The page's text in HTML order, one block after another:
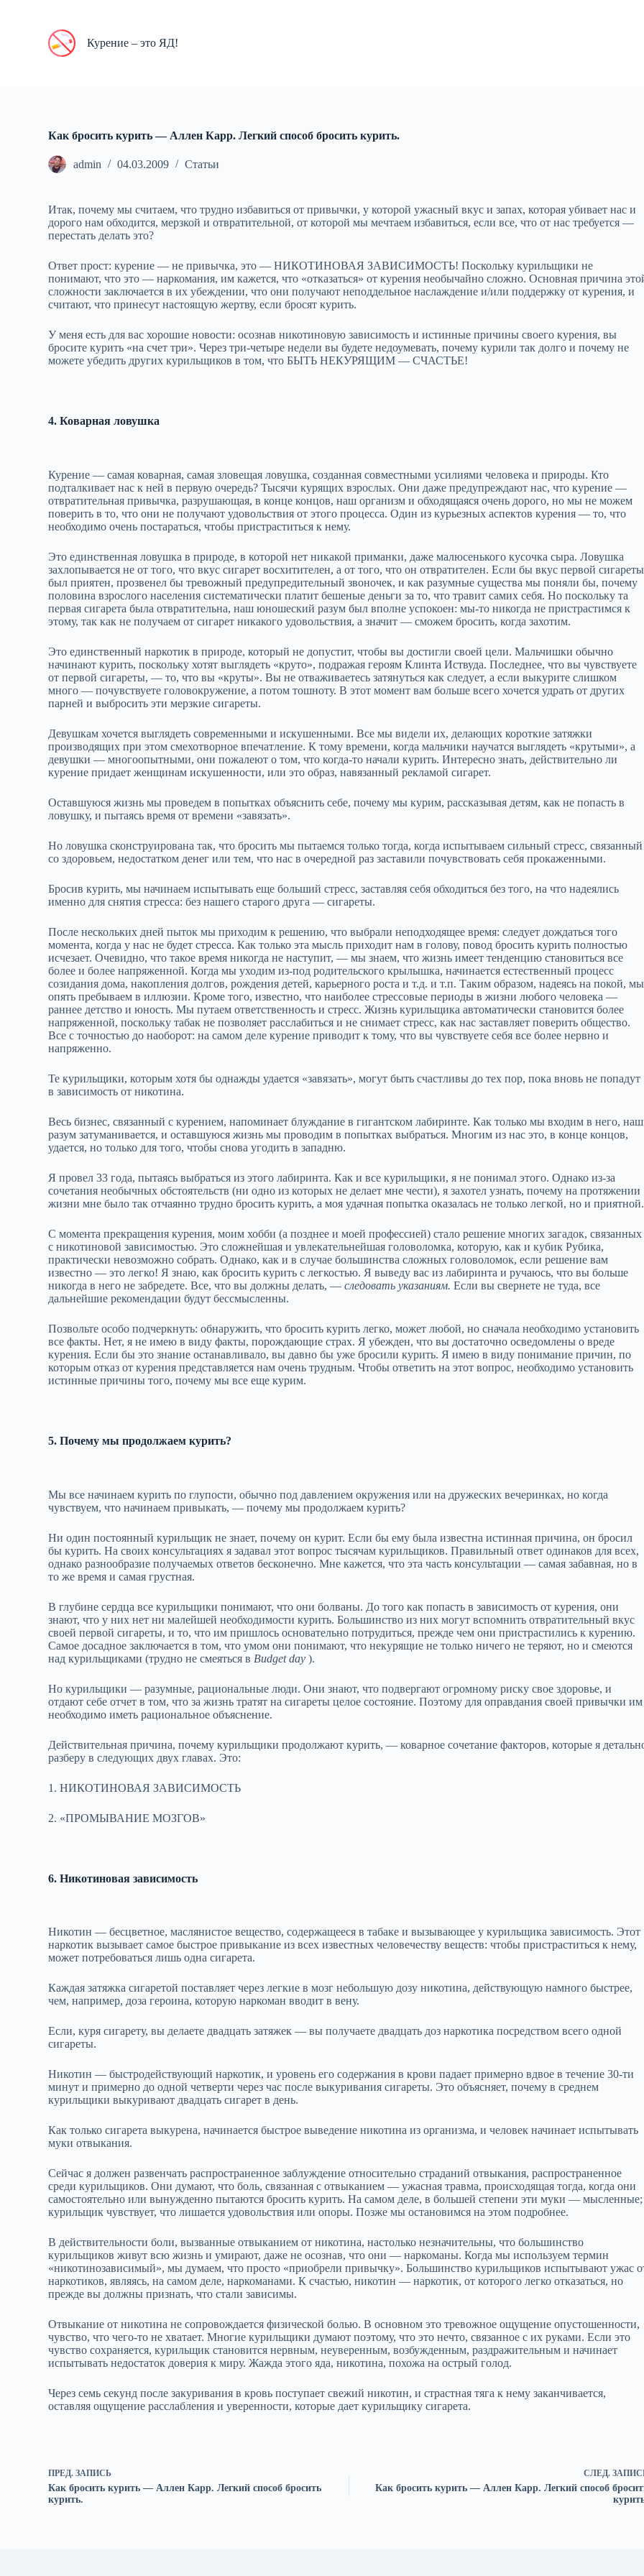
Курение – это ЯД!
Как бросить курить — Аллен Карр. Легкий способ бросить курить.
admin 04.03.2009 Статьи
Итак, почему мы считаем, что трудно избавиться от привычки, у которой ужасный вкус и запах, которая убивает нас и
дорого нам обходится, мерзкой и отвратительной, от которой мы мечтаем избавиться, если все, что от нас требуется —
перестать делать это?
Ответ прост: курение — не привычка, это — НИКОТИНОВАЯ ЗАВИСИМОСТЬ! Поскольку курильщики не
понимают, что это — наркомания, им кажется, что «отказаться» от курения необычайно сложно. Основная причина
сложности заключается в их убеждении, что они получают неподдельное наслаждение и/или поддержку от курения, и
считают, что принесут настоящую жертву, если бросят курить.
У меня есть для вас хорошие новости: осознав никотиновую зависимость и истинные причины своего курения, вы
бросите курить «на счет три». Через три‑четыре недели вы будете недоумевать, почему курили так долго и почему не
можете убедить других курильщиков в том, что БЫТЬ НЕКУРЯЩИМ — СЧАСТЬЕ!
4. Коварная ловушка
Курение — самая коварная, самая зловещая ловушка, созданная совместными усилиями человека и природы. Кто
подталкивает нас к ней в первую очередь? Тысячи курящих взрослых. Они даже предупреждают нас, что курение —
отвратительная привычка, разрушающая, в конце концов, наш организм и обходящаяся очень дорого, но мы не можем
поверить в то, что они не получают удовольствия от этого процесса. Один из курьезных аспектов курения — то, что
необходимо очень постараться, чтобы пристраститься к нему.
Это единственная ловушка в природе, в которой нет никакой приманки, даже малюсенького кусочка сыра. Ловушка
захлопывается не от того, что вкус сигарет восхитителен, а от того, что он отвратителен. Если бы вкус первой сигареты
был приятен, прозвенел бы тревожный предупредительный звоночек, и как разумные существа мы поняли бы, почему
половина взрослого населения систематически платит бешеные деньги за то, что травит самих себя. Но поскольку та
первая сигарета была отвратительна, наш юношеский разум был вполне успокоен: мы‑то никогда не пристрастимся к
этому, так как не получаем от сигарет никакого удовольствия, а значит — сможем бросить, когда захотим.
Это единственный наркотик в природе, который не допустит, чтобы вы достигли своей цели. Мальчишки обычно
начинают курить, поскольку хотят выглядеть «круто», подражая героям Клинта Иствуда. Последнее, что вы чувствуете
от первой сигареты, — то, что вы «круты». Вы не отваживаетесь затянуться как следует, а если выкурите слишком
много — почувствуете головокружение, а потом тошноту. В этот момент вам больше всего хочется удрать от других
парней и выбросить эти мерзкие сигареты.
Девушкам хочется выглядеть современными и искушенными. Все мы видели их, делающих короткие затяжки
производящих при этом смехотворное впечатление. К тому времени, когда мальчики научатся выглядеть «крутыми», а
девушки — многоопытными, они пожалеют о том, что когда‑то начали курить. Интересно знать, действительно ли
курение придает женщинам искушенности, или это образ, навязанный рекламой сигарет.
Оставшуюся жизнь мы проведем в попытках объяснить себе, почему мы курим, рассказывая детям, как не попасть в
ловушку, и пытаясь время от времени «завязать».
Но ловушка сконструирована так, что бросить мы пытаемся только тогда, когда испытываем сильный стресс, связанный
со здоровьем, недостатком денег или тем, что нас в очередной раз заставили почувствовать себя прокаженными.
Бросив курить, мы начинаем испытывать еще больший стресс, заставляя себя обходиться без того, на что надеялись
именно для снятия стресса: без нашего старого друга — сигареты.
После нескольких дней пыток мы приходим к решению, что выбрали неподходящее время: следует дождаться того
момента, когда у нас не будет стресса. Как только эта мысль приходит нам в голову, повод бросить курить полностью
исчезает. Очевидно, что такое время никогда не наступит, — мы знаем, что жизнь имеет тенденцию становиться все
более и более напряженной. Когда мы уходим из‑под родительского крылышка, начинается естественный процесс
созидания дома, накопления долгов, рождения детей, карьерного роста и т.д. и т.п. Таким образом, надеясь на покой, мы
опять пребываем в иллюзии. Кроме того, известно, что наиболее стрессовые периоды в жизни любого человека —
раннее детство и юность. Мы путаем ответственность и стресс. Жизнь курильщика автоматически становится более
напряженной, поскольку табак не позволяет расслабиться и не снимает стресс, как нас заставляет поверить общество.
Все с точностью до наоборот: на самом деле курение приводит к тому, что вы чувствуете себя все более нервно и
напряженно.
Те курильщики, которым хотя бы однажды удается «завязать», могут быть счастливы до тех пор, пока вновь не попадут
в зависимость от никотина.
Весь бизнес, связанный с курением, напоминает блуждание в гигантском лабиринте. Как только мы входим в него, наш
разум затуманивается, и оставшуюся жизнь мы проводим в попытках выбраться. Многим из нас это, в конце концов,
удается, но только для того, чтобы снова угодить в западню.
Я провел 33 года, пытаясь выбраться из этого лабиринта. Как и все курильщики, я не понимал этого. Однако из‑за
сочетания необычных обстоятельств (ни одно из которых не делает мне чести), я захотел узнать, почему на протяжении
жизни мне было так отчаянно трудно бросить курить, а моя удачная попытка оказалась не только легкой, но и приятной.
С момента прекращения курения, моим хобби (а позднее и моей профессией) стало решение многих загадок, связанных
с никотиновой зависимостью. Это сложнейшая и увлекательнейшая головоломка, которую, как и кубик Рубика,
практически невозможно собрать. Однако, как и в случае большинства сложных головоломок, если решение вам
известно — это легко! Я знаю, как бросить курить с легкостью. Я выведу вас из лабиринта и ручаюсь, что вы больше
никогда в него не забредете. Все, что вы должны делать, —следовать указаниям. Если вы свернете не туда, все
дальнейшие рекомендации будут бессмысленны.
Позвольте особо подчеркнуть: обнаружить, что бросить курить легко, может любой, но сначала необходимо установить
все факты. Нет, я не имею в виду факты, порождающие страх. Я убежден, что вы достаточно осведомлены о вреде
курения. Если бы это знание останавливало, вы давно бы уже бросили курить. Я имею в виду понимание причин, по
которым отказ от курения представляется нам очень трудным. Чтобы ответить на этот вопрос, необходимо установить
истинные причины того, почему мы все еще курим.
5. Почему мы продолжаем курить?
Мы все начинаем курить по глупости, обычно под давлением окружения или на дружеских вечеринках, но когда
чувствуем, что начинаем привыкать, — почему мы продолжаем курить?
Ни один постоянный курильщик не знает, почему он курит. Если бы ему была известна истинная причина, он бросил
бы курить. На своих консультациях я задавал этот вопрос тысячам курильщиков. Правильный ответ одинаков для всех,
однако разнообразие получаемых ответов бесконечно. Мне кажется, что эта часть консультации — самая забавная, но в
то же время и самая грустная.
В глубине сердца все курильщики понимают, что они болваны. До того как попасть в зависимость от курения, они
знают, что у них нет ни малейшей необходимости курить. Большинство из них могут вспомнить отвратительный вкус
своей первой сигареты, и то, что им пришлось основательно потрудиться, прежде чем они пристрастились к курению.
Самое досадное заключается в том, что умом они понимают, что некурящие не только ничего не теряют, но и смеются
над курильщиками (трудно не смеяться в Вudget dау ).
Но курильщики — разумные, рациональные люди. Они знают, что подвергают огромному риску свое здоровье, и
отдают себе отчет в том, что за жизнь тратят на сигареты целое состояние. Поэтому для оправдания своей привычки им
необходимо иметь рациональное объяснение.
Действительная причина, почему курильщики продолжают курить, — коварное сочетание факторов, которые я
разберу в следующих двух главах. Это:
1. НИКОТИНОВАЯ ЗАВИСИМОСТЬ
2. «ПРОМЫВАНИЕ МОЗГОВ»
6. Никотиновая зависимость
Никотин — бесцветное, маслянистое вещество, содержащееся в табаке и вызывающее у курильщика зависимость. Этот
наркотик вызывает самое быстрое привыкание из всех известных человечеству веществ: чтобы пристраститься к нему,
может потребоваться лишь одна сигарета.
Каждая затяжка сигаретой поставляет через легкие в мозг небольшую дозу никотина, действующую намного быстрее,
чем, например, доза героина, которую наркоман вводит в вену.
Если, куря сигарету, вы делаете двадцать затяжек — вы получаете двадцать доз наркотика посредством всего одной
сигареты.
Никотин — быстродействующий наркотик, и уровень его содержания в крови падает примерно вдвое в течение 30‑ти
минут и примерно до одной четверти через час после выкуривания сигареты. Это объясняет, почему в среднем
курильщики выкуривают двадцать сигарет в день.
Как только сигарета выкурена, начинается быстрое выведение никотина из организма, и человек начинает испытывать
муки отвыкания.
Сейчас я должен развенчать распространенное заблуждение относительно страданий отвыкания, распространенное
среди курильщиков. Они думают, что боль, связанная с отвыканием — ужасная травма, происходящая тогда, когда они
самостоятельно или вынужденно пытаются бросить курить. На самом деле, в большей степени эти муки — мысленные;
курильщик чувствует, что лишается удовольствия или опоры. Позже мы остановимся на этом подробнее.
В действительности боли, вызванные отвыканием от никотина, настолько незначительны, что большинство
курильщиков живут всю жизнь и умирают, даже не осознав, что они — наркоманы. Когда мы используем термин
«никотинозависимый», мы думаем, что просто «приобрели привычку». Большинство курильщиков испытывают ужас
наркотиков, являясь, на самом деле, наркоманами. К счастью, никотин — наркотик, от которого легко отказаться, но
прежде вы должны признать, что стали зависимы.
Отвыкание от никотина не сопровождается физической болью. В основном это тревожное ощущение опустошенности,
чувство, что чего‑то не хватает. Многие курильщики думают поэтому, что это нечто, связанное с их руками. Если это
чувство сохраняется, курильщик становится нервным, неуверенным, возбужденным, раздражительным и начинает
испытывать недостаток доверия к миру. Жажда этого яда, никотина, похожа на острый голод.
Через семь секунд после закуривания в кровь поступает свежий никотин, и страстная тяга к нему заканчивается,
оставляя ощущение расслабления и уверенности, которые дает курильщику сигарета.
ПРЕД.ЗАПИСЬ
Как бросить курить — Аллен Карр. Легкий способ бросить
курить.
СЛЕД.
Как бросить курить — Аллен Карр. Легкий способ